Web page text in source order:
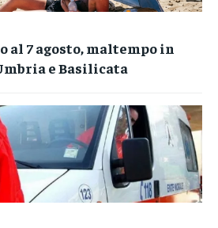
al 7 agosto, maltempo in
e Basilicata